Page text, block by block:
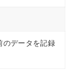
のデータを記録